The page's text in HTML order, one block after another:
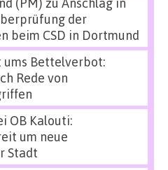
der
beim CSD in Dortmund
ums Bettelverbot:
Rede von
OB Kalouti:
um neue
Stadt